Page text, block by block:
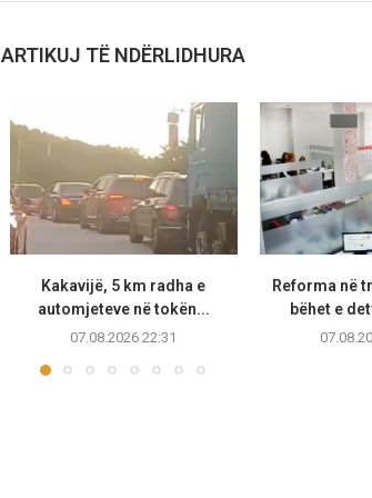
ARTIKUJ TË NDËRLIDHURA
Kakavijë, 5 km radha e
automjeteve në tokën...
07.08.2026 22:31
Reforma në
bëhet e